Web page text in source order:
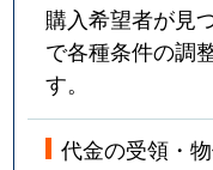
購入希望者が見
で各種条件の調
す。
代金の受領・